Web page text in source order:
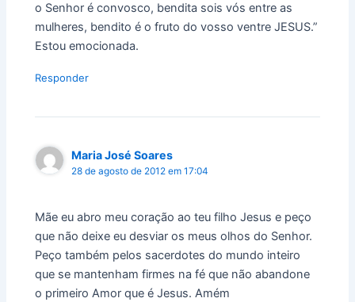
o Senhor é convosco, bendita sois vós entre as
mulheres, bendito é o fruto do vosso ventre JESUS.”
Estou emocionada.
Responder
Maria José Soares
28 de agosto de 2012 em 17:04
Mãe eu abro meu coração ao teu filho Jesus e peço
que não deixe eu desviar os meus olhos do Senhor.
Peço também pelos sacerdotes do mundo inteiro
que se mantenham firmes na fé que não abandone
o primeiro Amor que é Jesus. Amém